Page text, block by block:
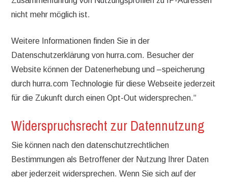
nicht mehr möglich ist.
Weitere Informationen finden Sie in der
Datenschutzerklärung von hurra.com. Besucher der
Website können der Datenerhebung und –speicherung
durch hurra.com Technologie für diese Webseite jederzeit
für die Zukunft durch einen Opt-Out widersprechen.“
Widerspruchsrecht zur Datennutzung
Sie können nach den datenschutzrechtlichen
Bestimmungen als Betroffener der Nutzung Ihrer Daten
aber jederzeit widersprechen. Wenn Sie sich auf der